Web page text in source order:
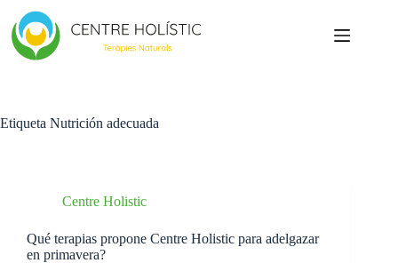
contenido
Etiqueta Nutrición adecuada
Centre Holistic
Qué terapias propone Centre Holistic para adelgazar
en primavera?